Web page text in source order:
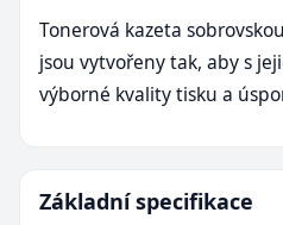
Tonerová kazeta
jsou vytvořeny tak, aby s
výborné kvality tisku a
Základní specifikace